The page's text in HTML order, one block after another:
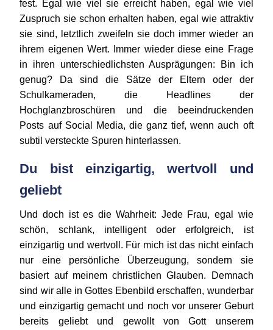
fest. Egal wie viel sie erreicht haben, egal wie viel
Zuspruch sie schon erhalten haben, egal wie attraktiv
sie sind, letztlich zweifeln sie doch immer wieder an
ihrem eigenen Wert. Immer wieder diese eine Frage
in ihren unterschiedlichsten Ausprägungen: Bin ich
genug? Da sind die Sätze der Eltern oder der
Schulkameraden, die Headlines der
Hochglanzbroschüren und die beeindruckenden
Posts auf Social Media, die ganz tief, wenn auch oft
subtil versteckte Spuren hinterlassen.
Du bist einzigartig, wertvoll und
geliebt
Und doch ist es die Wahrheit: Jede Frau, egal wie
schön, schlank, intelligent oder erfolgreich, ist
einzigartig und wertvoll. Für mich ist das nicht einfach
nur eine persönliche Überzeugung, sondern sie
basiert auf meinem christlichen Glauben. Demnach
sind wir alle in Gottes Ebenbild erschaffen, wunderbar
und einzigartig gemacht und noch vor unserer Geburt
bereits geliebt und gewollt von Gott unserem